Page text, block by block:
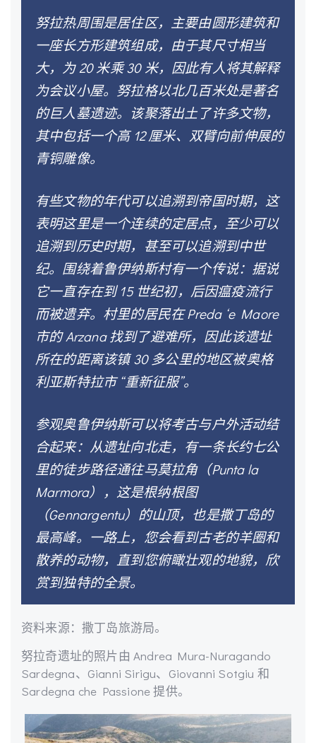
努拉热周围是居住区，主要由圆形建筑和
一座长方形建筑组成，由于其尺寸相当
大，为 20 米乘 30 米，因此有人将其解释
为会议小屋。努拉格以北几百米处是著名
的巨人墓遗迹。该聚落出土了许多文物，
其中包括一个高 12 厘米、双臂向前伸展的
青铜雕像。
有些文物的年代可以追溯到帝国时期，这
表明这里是一个连续的定居点，至少可以
追溯到历史时期，甚至可以追溯到中世
纪。围绕着鲁伊纳斯村有一个传说：据说
它一直存在到 15 世纪初，后因瘟疫流行
而被遗弃。村里的居民在 Preda ‘e Maore
市的 Arzana 找到了避难所，因此该遗址
所在的距离该镇 30 多公里的地区被奥格
利亚斯特拉市 “重新征服”。
参观奥鲁伊纳斯可以将考古与户外活动结
合起来：从遗址向北走，有一条长约七公
里的徒步路径通往马莫拉角（Punta la
Marmora），这是根纳根图
（Gennargentu）的山顶，也是撒丁岛的
最高峰。一路上，您会看到古老的羊圈和
散养的动物，直到您俯瞰壮观的地貌，欣
赏到独特的全景。
资料来源：撒丁岛旅游局。
努拉奇遗址的照片由 Andrea Mura-Nuragando
Sardegna、Gianni Sirigu、Giovanni Sotgiu 和
Sardegna che Passione 提供。